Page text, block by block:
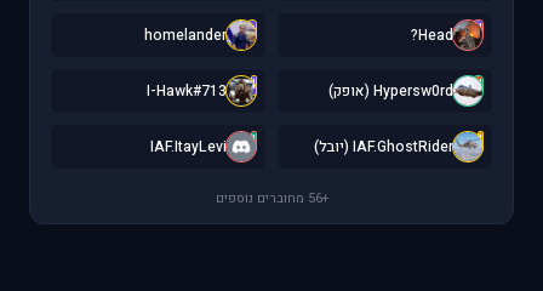
H
Head?
h
homelander
H Hypersw0rd (אופק) I
I-Hawk#713
I IAF.GhostRider (יובל) I
IAF.ItayLevi
+56 מחוברים נוספים